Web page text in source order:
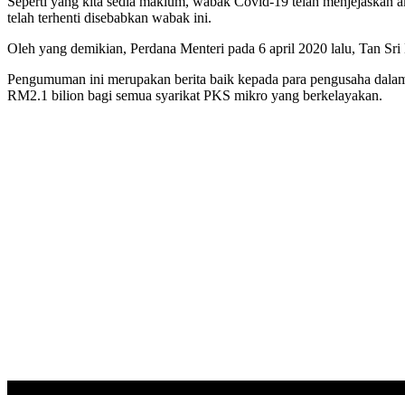
telah terhenti disebabkan wabak ini.
Oleh yang demikian, Perdana Menteri pada 6 april 2020 lalu, Tan
Pengumuman ini merupakan berita baik kepada para pengusaha
RM2.1 bilion bagi semua syarikat PKS mikro yang berkelayakan.